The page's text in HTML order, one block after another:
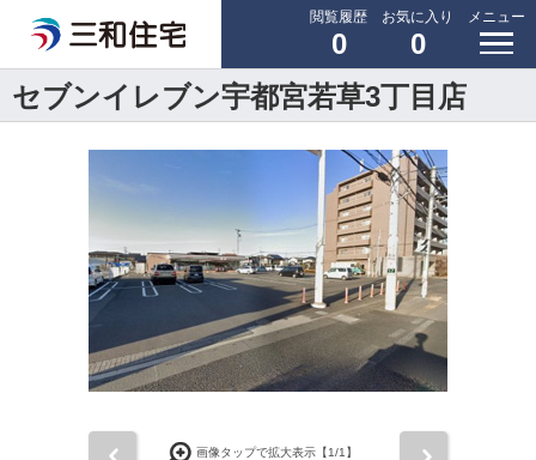
閲覧履歴
0
お気に入り
0
メニュー
セブンイレブン宇都宮若草3丁目店
画像タップで拡大表示【1/1】